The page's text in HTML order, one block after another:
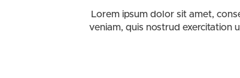
Lorem ipsum dolor sit amet,
veniam, quis nostrud exercitation